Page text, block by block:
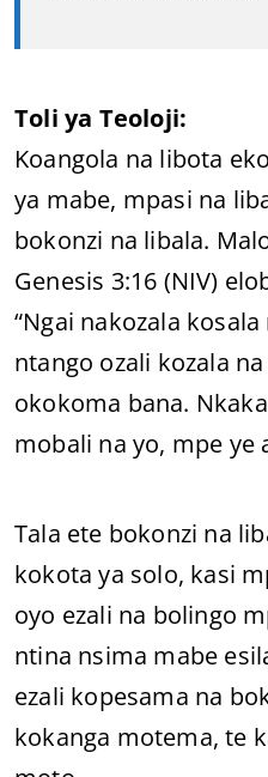
Toli ya Teoloji:
Koangola na libota
ya mabe, mpasi na
bokonzi na libala.
Genesis 3:16 (NIV)
“Ngai nakozala
ntango ozali kozala
okokoma bana.
mobali na yo, mpe ye
Tala ete bokonzi na
kokota ya solo, kasi
oyo ezali na bolingo
ntina nsima mabe
ezali kopesama na
kokanga motema, te